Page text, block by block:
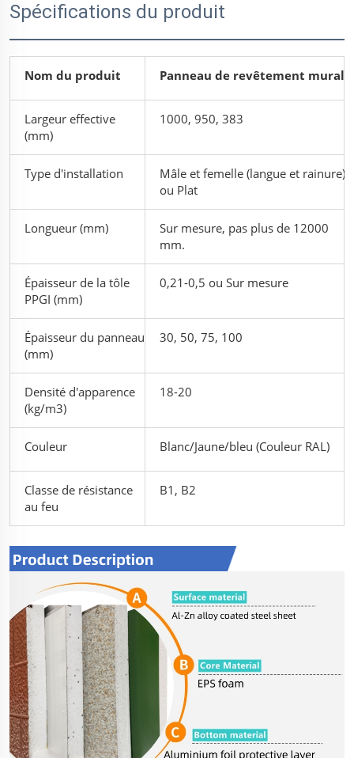
Spécifications du produit
Nom du produit Panneau de revêtement mural
Largeur effective
(mm)
1000, 950, 383
Type d'installation
Mâle et femelle (langue et rainure)
ou Plat
Longueur (mm)
Sur mesure, pas plus de 12000
mm.
Épaisseur de la tôle
PPGI (mm)
0,21-0,5 ou Sur mesure
Épaisseur du panneau
(mm)
30, 50, 75, 100
Densité d'apparence
(kg/m3)
18-20
Couleur Blanc/Jaune/bleu (Couleur RAL)
Classe de résistance
au feu
B1, B2